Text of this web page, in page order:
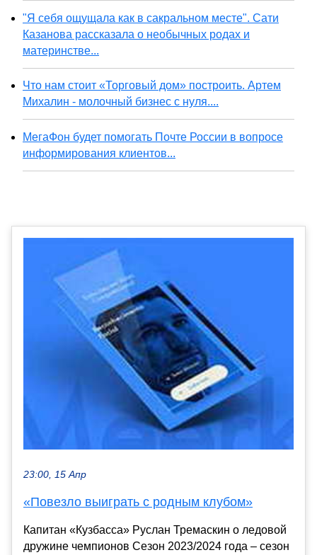
"Я себя ощущала как в сакральном месте". Сати
Казанова рассказала о необычных родах и
материнстве...
Что нам стоит «Торговый дом» построить. Артем
Михалин - молочный бизнес с нуля....
МегаФон будет помогать Почте России в вопросе
информирования клиентов...
23:00, 15 Апр
«Повезло выиграть с родным клубом»
Капитан «Кузбасса» Руслан Тремаскин о ледовой
дружине чемпионов Сезон 2023/2024 года – сезон